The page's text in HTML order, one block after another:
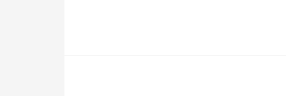
端平台所具有的一切先进特性和功